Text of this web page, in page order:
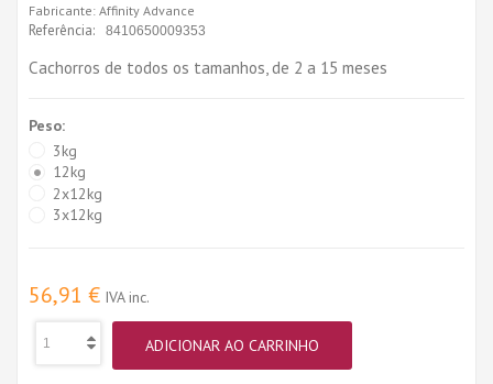
Fabricante: Affinity Advance
Referência: 8410650009353
Cachorros de todos os tamanhos, de 2 a 15 meses
Peso:
3kg
12kg
2x12kg
3x12kg
56,91 € IVA inc.
ADICIONAR AO CARRINHO